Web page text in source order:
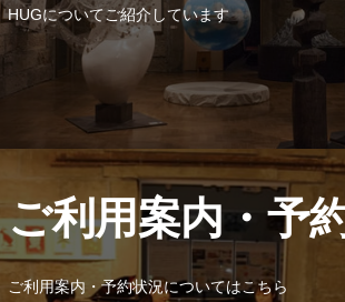
HUGについてご紹介しています
ご利用案内・予
ご利用案内・予約状況についてはこちら